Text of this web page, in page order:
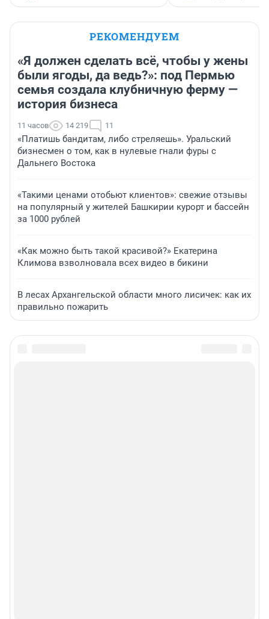
РЕКОМЕНДУЕМ
«Я должен сделать всё, чтобы у жены
были ягоды, да ведь?»: под Пермью
семья создала клубничную ферму —
история бизнеса
11 часов 14 219 11
«Платишь бандитам, либо стреляешь». Уральский
бизнесмен о том, как в нулевые гнали фуры с
Дальнего Востока
«Такими ценами отобьют клиентов»: свежие отзывы
на популярный у жителей Башкирии курорт и бассейн
за 1000 рублей
«Как можно быть такой красивой?» Екатерина
Климова взволновала всех видео в бикини
В лесах Архангельской области много лисичек: как их
правильно пожарить